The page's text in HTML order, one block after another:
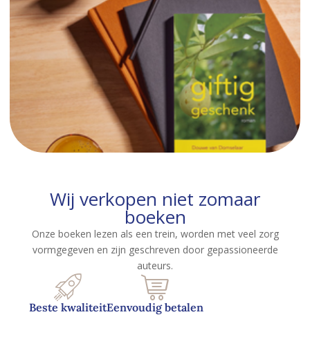
Wij verkopen niet zomaar
boeken
Onze boeken lezen als een trein, worden met veel zorg
vormgegeven en zijn geschreven door gepassioneerde
auteurs.
Beste kwaliteitEenvoudig betalen